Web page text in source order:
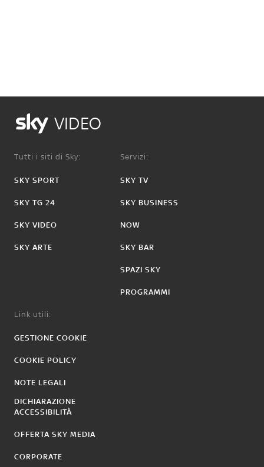
VIDEO
Tutti i siti di Sky:
SKY SPORT
SKY TG 24
SKY VIDEO
SKY ARTE
Servizi:
SKY TV
SKY BUSINESS
NOW
SKY BAR
SPAZI SKY
PROGRAMMI
Link utili:
GESTIONE COOKIE
COOKIE POLICY
NOTE LEGALI
DICHIARAZIONE
ACCESSIBILITÀ
OFFERTA SKY MEDIA
CORPORATE